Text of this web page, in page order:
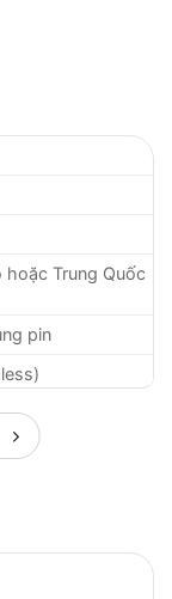
Trung Quốc
pin
kèm)
phút (3 cấp